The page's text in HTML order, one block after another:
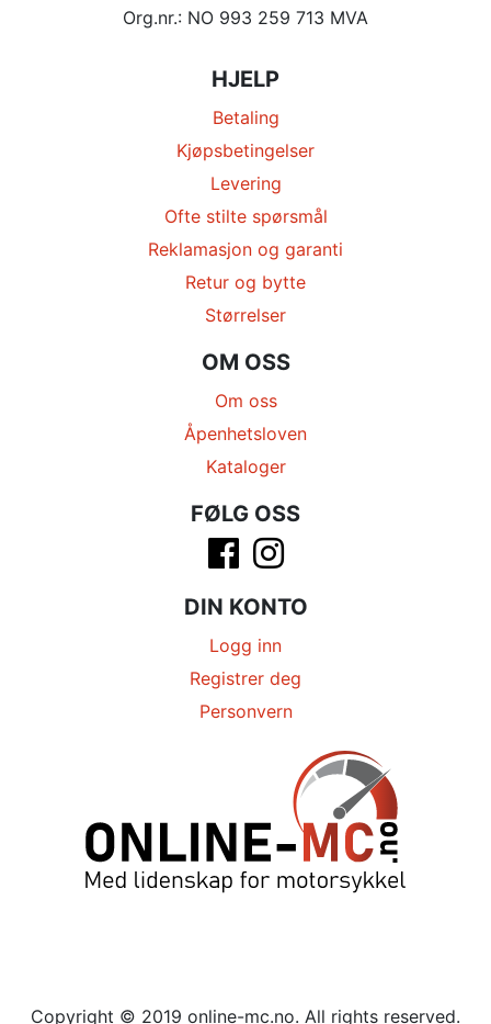
Org.nr.: NO 993 259 713 MVA
HJELP
Betaling
Kjøpsbetingelser
Levering
Ofte stilte spørsmål
Reklamasjon og garanti
Retur og bytte
Størrelser
OM OSS
Om oss
Åpenhetsloven
Kataloger
FØLG OSS
DIN KONTO
Logg inn
Registrer deg
Personvern
Copyright © 2019 online-mc.no. All rights reserved.